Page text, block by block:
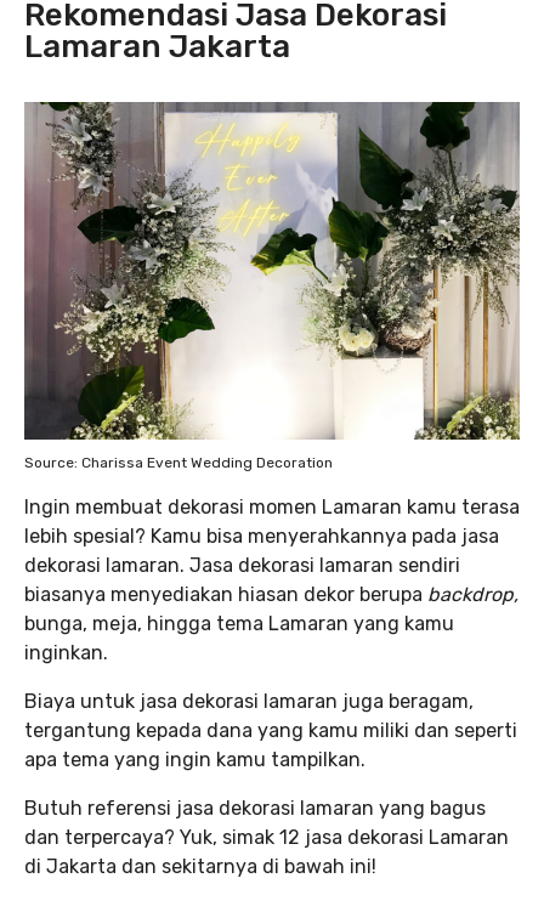
Rekomendasi Jasa Dekorasi
Lamaran Jakarta
Source: Charissa Event Wedding Decoration
Ingin membuat dekorasi momen Lamaran kamu terasa
lebih spesial? Kamu bisa menyerahkannya pada jasa
dekorasi lamaran. Jasa dekorasi lamaran sendiri
biasanya menyediakan hiasan dekor berupa backdrop,
bunga, meja, hingga tema Lamaran yang kamu
inginkan.
Biaya untuk jasa dekorasi lamaran juga beragam,
tergantung kepada dana yang kamu miliki dan seperti
apa tema yang ingin kamu tampilkan.
Butuh referensi jasa dekorasi lamaran yang bagus
dan terpercaya? Yuk, simak 12 jasa dekorasi Lamaran
di Jakarta dan sekitarnya di bawah ini!